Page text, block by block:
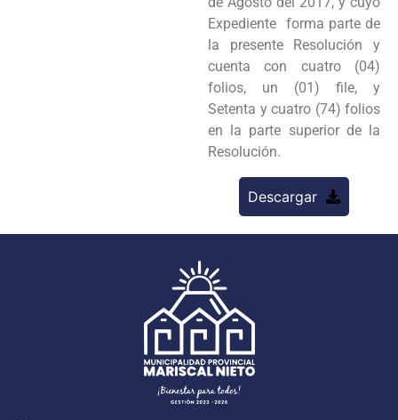
Expediente forma parte de
la presente Resolución y
cuenta con cuatro (04)
folios, un (01) file, y
Setenta y cuatro (74) folios
en la parte superior de la
Resolución.
Descargar